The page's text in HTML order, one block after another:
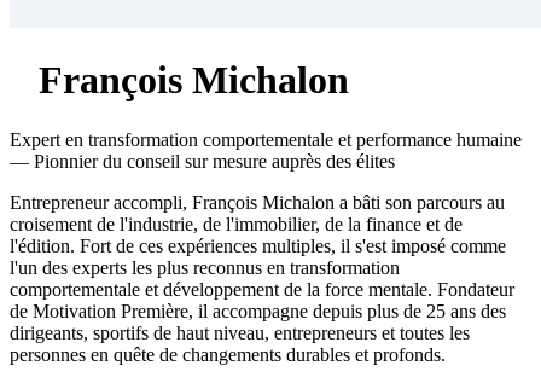
François Michalon
Expert en transformation comportementale et performance humaine
— Pionnier du conseil sur mesure auprès des élites
Entrepreneur accompli, François Michalon a bâti son parcours au
croisement de l'industrie, de l'immobilier, de la finance et de
l'édition. Fort de ces expériences multiples, il s'est imposé comme
l'un des experts les plus reconnus en transformation
comportementale et développement de la force mentale. Fondateur
de Motivation Première, il accompagne depuis plus de 25 ans des
dirigeants, sportifs de haut niveau, entrepreneurs et toutes les
personnes en quête de changements durables et profonds.